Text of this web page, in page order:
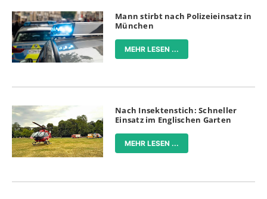
Mann stirbt nach Polizeieinsatz in
München
MEHR LESEN ...
Nach Insektenstich: Schneller
Einsatz im Englischen Garten
MEHR LESEN ...